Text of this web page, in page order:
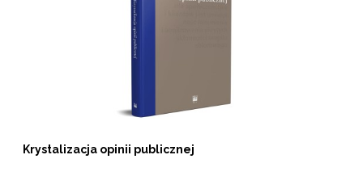
Krystalizacja opinii publicznej